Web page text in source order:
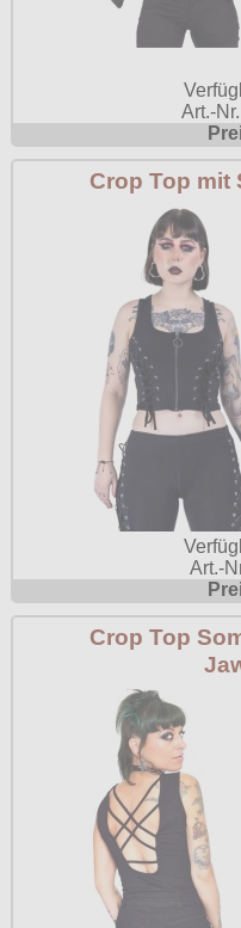
Art.-
Crop Top
Art.-
Crop Top